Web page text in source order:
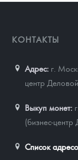
КОНТАКТЫ
Адрес: г.
центр
Выкуп монет:
(бизнес-
Список